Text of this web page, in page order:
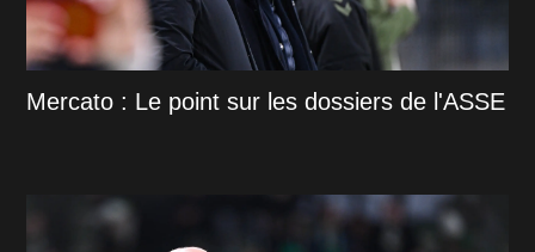
Mercato : Le point sur les dossiers de l'ASSE